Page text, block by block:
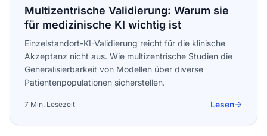
Multizentrische Validierung: Warum sie
für medizinische KI wichtig ist
Einzelstandort-KI-Validierung reicht für die klinische
Akzeptanz nicht aus. Wie multizentrische Studien die
Generalisierbarkeit von Modellen über diverse
Patientenpopulationen sicherstellen.
7 Min. Lesezeit Lesen